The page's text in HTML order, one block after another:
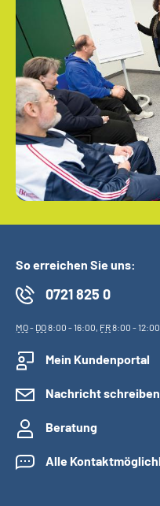
So erreichen Sie uns:
0721 825 0
MO- DO8:00 - 16:00, FR8:00 - 12:00
Mein Kundenportal
Nachricht schreiben
Beratung
Alle